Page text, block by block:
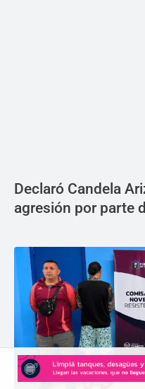
Declaró Candela
agresión por parte